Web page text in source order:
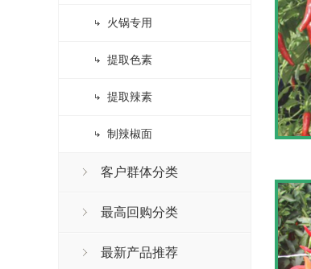
火锅专用
提取色素
提取辣素
制辣椒面
客户群体分类
最高回购分类
最新产品推荐